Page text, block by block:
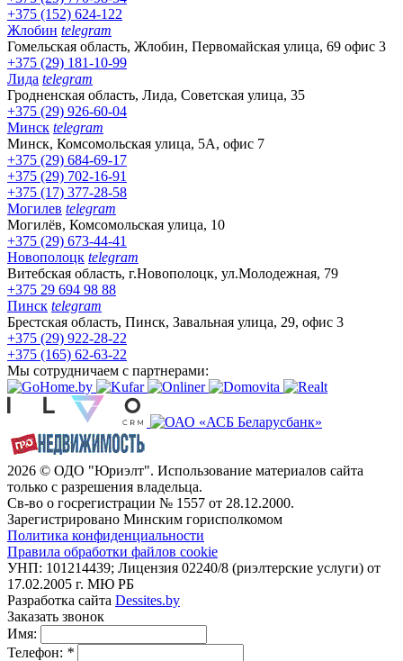
+375 (152) 624-122
Жлобин telegram
Гомельская область, Жлобин, Первомайская улица, 69 офис 3
+375 (29) 181-10-99
Лида telegram
Гродненская область, Лида, Советская улица, 35
+375 (29) 926-60-04
Минск telegram
Минск, Комсомольская улица, 5А, офис 7
+375 (29) 684-69-17
+375 (29) 702-16-91
+375 (17) 377-28-58
Могилев telegram
Могилёв, Комсомольская улица, 10
+375 (29) 673-44-41
Новополоцк telegram
Витебская область, г.Новополоцк, ул.Молодежная, 79
+375 29 694 98 88
Пинск telegram
Брестская область, Пинск, Завальная улица, 29, офис 3
+375 (29) 922-28-22
+375 (165) 62-63-22
Мы сотрудничаем с партнерами:
2026 © ОДО "Юриэлт". Использование материалов сайта
только с разрешения владельца.
Св-во о госрегистрации № 1557 от 28.12.2000.
Зарегистрировано Минским горисполкомом
Политика конфиденциальности
Правила обработки файлов cookie
УНП: 101214439; Лицензия 02240/8 (риэлтерские услуги) от
17.02.2005 г. МЮ РБ
Разработка сайта Dessites.by
Заказать звонок
Имя:
Телефон: *